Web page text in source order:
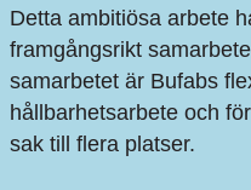
Detta ambitiösa arbete
framgångsrikt
samarbetet är Bufabs
hållbarhetsarbete och
sak till flera platser.